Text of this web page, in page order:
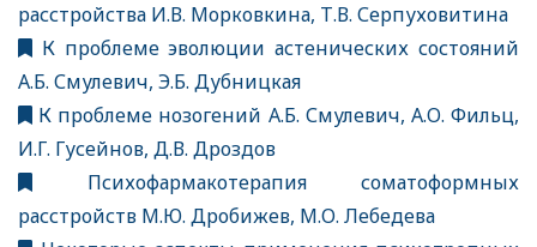
расстройства И.В. Морковкина, Т.В. Серпуховитина
К проблеме эволюции астенических состояний
А.Б. Смулевич, Э.Б. Дубницкая
К проблеме нозогений А.Б. Смулевич, А.О. Фильц,
И.Г. Гусейнов, Д.В. Дроздов
Психофармакотерапия соматоформных
расстройств М.Ю. Дробижев, М.О. Лебедева